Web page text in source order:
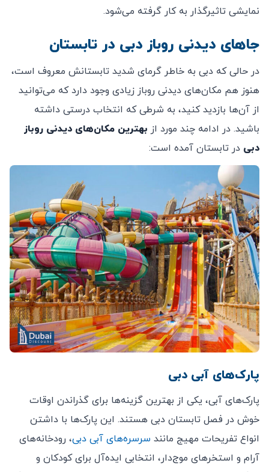
نمایشی تاثیرگذار به کار گرفته می‌شود.
جاهای دیدنی روباز دبی در تابستان
در حالی که دبی به خاطر گرمای شدید تابستانش معروف است،
هنوز هم مکان‌های دیدنی روباز زیادی وجود دارد که می‌توانید
از آن‌ها بازدید کنید، به شرطی که انتخاب درستی داشته
باشید. در ادامه چند مورد از بهترین مکان‌های دیدنی روباز
دبی در تابستان آمده است:
پارک‌های آبی دبی
پارک‌های آبی، یکی از بهترین گزینه‌ها برای گذراندن اوقات
خوش در فصل تابستان دبی هستند. این پارک‌ها با داشتن
انواع تفریحات مهیج مانند سرسره‌های آبی دبی، رودخانه‌های
آرام و استخرهای موج‌دار، انتخابی ایده‌آل برای کودکان و